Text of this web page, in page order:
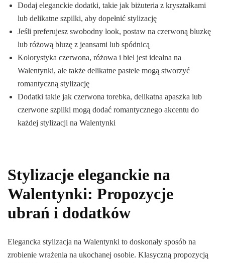
Dodaj eleganckie dodatki, takie jak biżuteria z kryształkami
lub delikatne szpilki, aby dopełnić stylizację
Jeśli preferujesz swobodny look, postaw na czerwoną bluzkę
lub różową bluzę z jeansami lub spódnicą
Kolorystyka czerwona, różowa i biel jest idealna na
Walentynki, ale także delikatne pastele mogą stworzyć
romantyczną stylizację
Dodatki takie jak czerwona torebka, delikatna apaszka lub
czerwone szpilki mogą dodać romantycznego akcentu do
każdej stylizacji na Walentynki
Stylizacje eleganckie na
Walentynki: Propozycje
ubrań i dodatków
Elegancka stylizacja na Walentynki to doskonały sposób na
zrobienie wrażenia na ukochanej osobie. Klasyczną propozycją